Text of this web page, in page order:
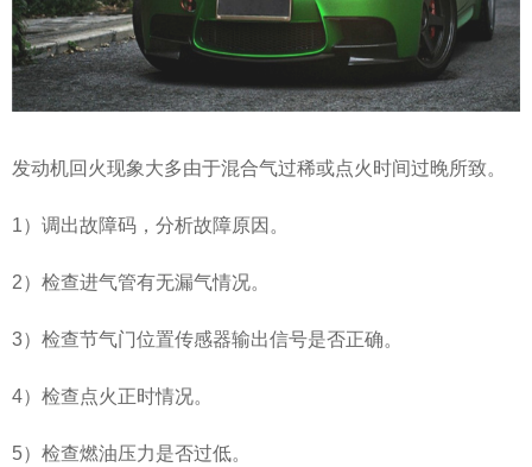
发动机回火现象大多由于混合气过稀或点火时间过晚所致。
1）调出故障码，分析故障原因。
2）检查进气管有无漏气情况。
3）检查节气门位置传感器输出信号是否正确。
4）检查点火正时情况。
5）检查燃油压力是否过低。